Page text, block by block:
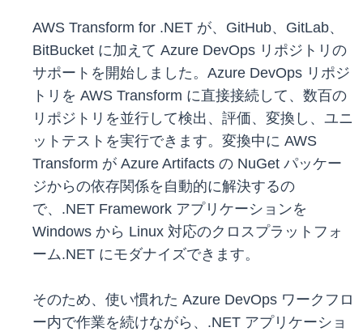
AWS Transform for .NET が、GitHub、GitLab、
BitBucket に加えて Azure DevOps リポジトリの
サポートを開始しました。Azure DevOps リポジ
トリを AWS Transform に直接接続して、数百の
リポジトリを並行して検出、評価、変換し、ユニ
ットテストを実行できます。変換中に AWS
Transform が Azure Artifacts の NuGet パッケー
ジからの依存関係を自動的に解決するの
で、.NET Framework アプリケーションを
Windows から Linux 対応のクロスプラットフォ
ーム.NET にモダナイズできます。
そのため、使い慣れた Azure DevOps ワークフロ
ー内で作業を続けながら、.NET アプリケーショ